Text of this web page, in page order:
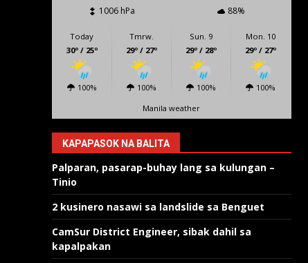
1006 hPa
88%
Today
30º / 25º
100%
Tmrw.
29º / 27º
100%
Sun. 9
29º / 28º
100%
Mon. 10
29º / 27º
100%
Manila weather
KAPAPASOK NA BALITA
Palparan, pasarap-buhay lang sa kulungan –
Tinio
2 kusinero nasawi sa landslide sa Benguet
CamSur District Engineer, sibak dahil sa
kapalpakan